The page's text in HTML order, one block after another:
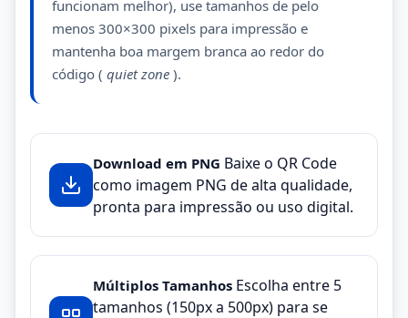
funcionam melhor), use tamanhos de pelo
menos 300×300 pixels para impressão e
mantenha boa margem branca ao redor do
código ( quiet zone ).
Download em PNG Baixe o QR Code
como imagem PNG de alta qualidade,
pronta para impressão ou uso digital.
Múltiplos Tamanhos Escolha entre 5
tamanhos (150px a 500px) para se